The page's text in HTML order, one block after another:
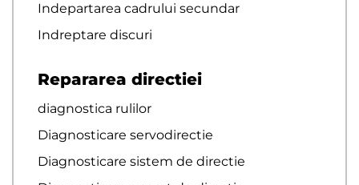
Indepartarea cadrului secundar
Indreptare discuri
Repararea directiei
diagnostica rulilor
Diagnosticare servodirectie
Diagnosticare sistem de directie